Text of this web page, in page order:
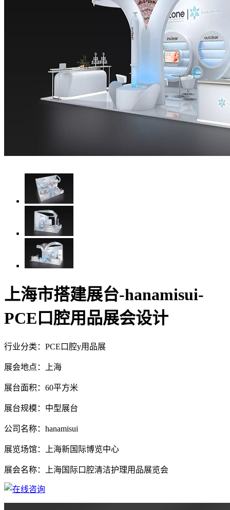
上海市搭建展台-hanamisui-
PCE口腔用品展会设计
行业分类：PCE口腔y用品展
展会地点：上海
展台面积：60平方米
展台规模：中型展台
公司名称：hanamisui
展览场馆：上海新国际博览中心
展会名称：上海国际口腔清洁护理用品展览会